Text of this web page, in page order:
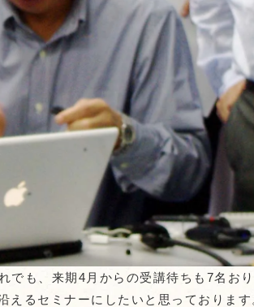
も、来期4月からの受講待ちも7名お
るセミナーにしたいと思っております